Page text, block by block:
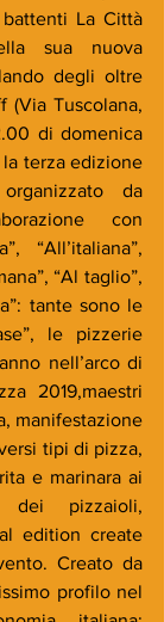
La Città
sua nuova
degli oltre
(Via Tuscolana,
di domenica
la terza edizione
da
con
“All’italiana”,
“Al taglio”,
tante sono le
le pizzerie
nell’arco di
2019,maestri
manifestazione
tipi di pizza,
e marinara ai
dei pizzaioli,
edition create
Creato da
profilo nel